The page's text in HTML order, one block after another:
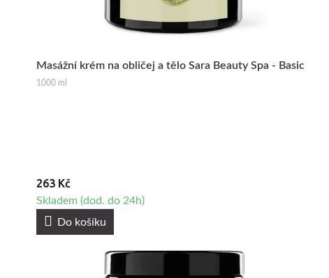
Masážní krém na obličej a tělo Sara Beauty Spa - Basic
1000 ml
263 Kč
Skladem (dod. do 24h)
Do košíku